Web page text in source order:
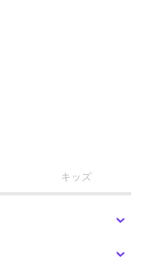
キッズ